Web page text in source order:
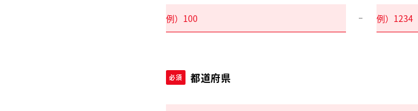
必須 都道府県